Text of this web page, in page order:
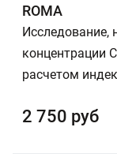
ROMA
Исследование,
концентрации
расчетом
2 750 руб